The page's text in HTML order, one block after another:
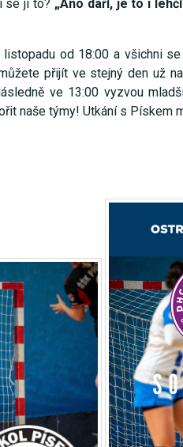
se jí to? „Ano daří, je to i
od 18:00 a všichni
přijít ve stejný den už
ve 13:00 vyzvou
naše týmy! Utkání s Pískem